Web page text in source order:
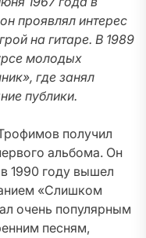
проявлял интерес
на гитаре. В 1989
молодых
где занял
публики.
получил
альбома. Он
1990 году вышел
«Слишком
очень популярным
песням,